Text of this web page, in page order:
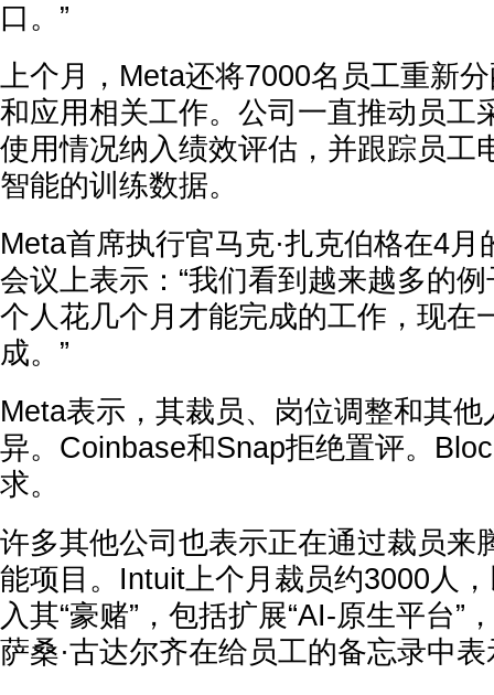
口。”
上个月，Meta还将7000名员工重新
和应用相关工作。公司一直推动员工
使用情况纳入绩效评估，并跟踪员工
智能的训练数据。
Meta首席执行官马克·扎克伯格在4月
会议上表示：“我们看到越来越多的
个人花几个月才能完成的工作，现在
成。”
Meta表示，其裁员、岗位调整和其
异。Coinbase和Snap拒绝置评。
求。
许多其他公司也表示正在通过裁员来
能项目。Intuit上个月裁员约3000人
入其“豪赌”，包括扩展“AI-原生平台”
萨桑·古达尔齐在给员工的备忘录中表